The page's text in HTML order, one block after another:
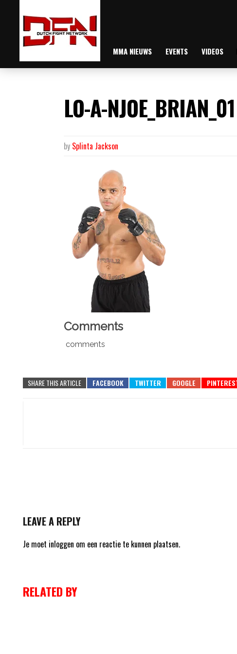
MMA NIEUWS EVENTS VIDEOS
LO-A-NJOE_BRIAN_01
by Splinta Jackson
Comments
comments
SHARE THIS ARTICLE
LEAVE A REPLY
Je moet inloggen om een reactie te kunnen plaatsen.
RELATED BY